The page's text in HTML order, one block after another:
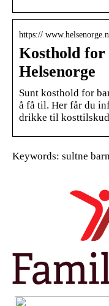
https://
Kosthold for
Helsenorge
Sunt kosthold for
å få til. Her får du
drikke til
Keywords: sultne barn